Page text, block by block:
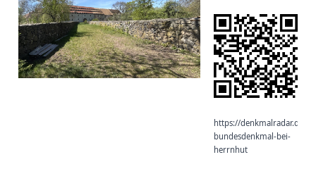
https://denkmalradar.de/
bundesdenkmal-bei-
herrnhut